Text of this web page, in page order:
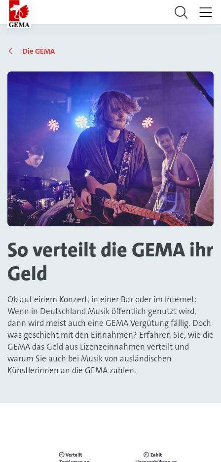
Die GEMA
So verteilt die GEMA ihr
Geld
Ob auf einem Konzert, in einer Bar oder im Internet:
Wenn in Deutschland Musik öffentlich genutzt wird,
dann wird meist auch eine GEMA Vergütung fällig. Doch
was geschieht mit den Einnahmen? Erfahren Sie, wie die
GEMA das Geld aus Lizenzeinnahmen verteilt und
warum Sie auch bei Musik von ausländischen
Künstlerinnen an die GEMA zahlen.